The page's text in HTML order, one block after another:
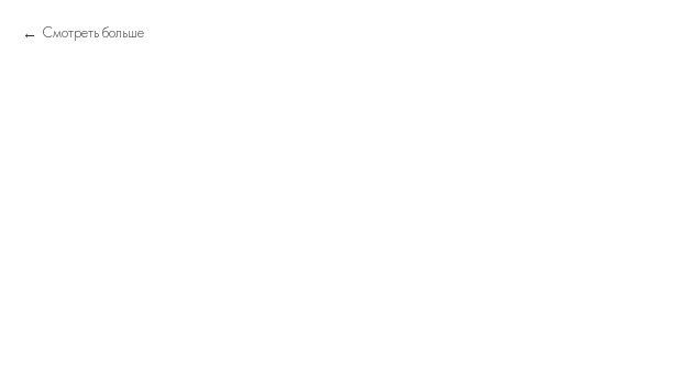
Смотреть больше